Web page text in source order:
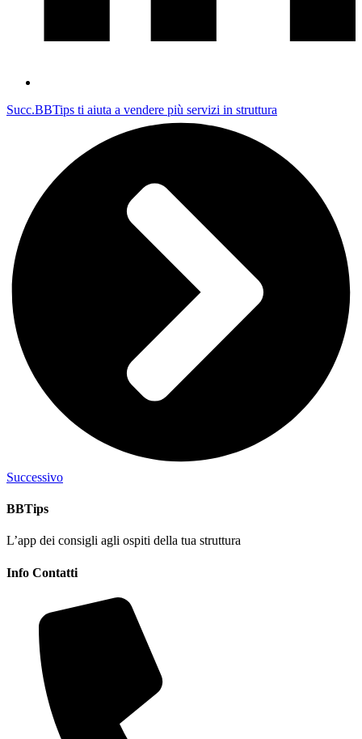
Succ.BBTips ti aiuta a vendere più servizi in struttura
Successivo
BBTips
L’app dei consigli agli ospiti della tua struttura
Info Contatti